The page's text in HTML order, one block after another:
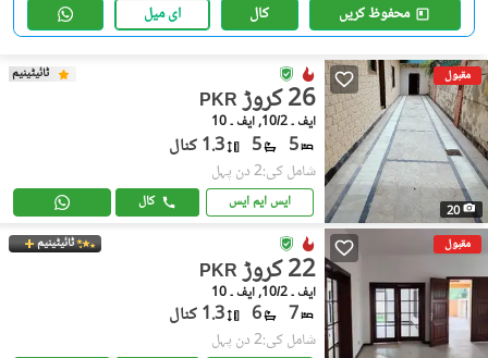
محفوظ کریں کال ای میل
مقبول
20
ٹائیٹینیم
PKR 26 کروڑ
ایف ۔ 10/2, ایف ۔ 10
5
5 1.3 کنال
شامل کی:2 دن پہل
ایس ایم ایس کال
مقبول ٹائیٹینیم
PKR 22 کروڑ
ایف ۔ 10/2, ایف ۔ 10
7
6 1.3 کنال
شامل کی:2 دن پہل